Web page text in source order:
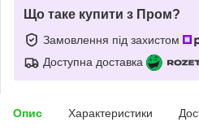
Що таке купити з Пром?
Замовлення під захистом
Доступна доставка
Опис Характеристики